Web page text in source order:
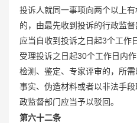
投诉人就同一事项向两个以上
的，由最先收到投诉的行政监
应当自收到投诉之日起3个工作
受理投诉之日起30个工作日内
检测、鉴定、专家评审的，所
事实、伪造材料或者以非法手
政监督部门应当予以驳回。
第六十二条